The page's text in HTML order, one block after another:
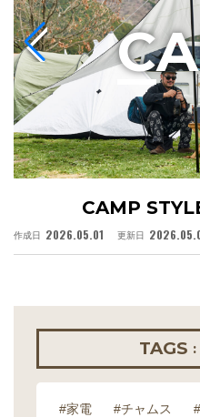
CAMP
作成日 2026.05.01 更新日
C
TAGS
#家電 #チャムス